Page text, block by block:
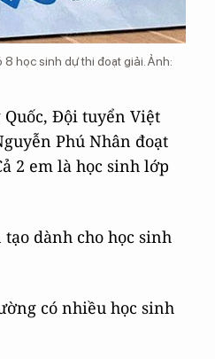
học sinh dự thi đoạt giải. Ảnh:
Đội tuyển Việt
Phú Nhân đoạt
2 em là học sinh lớp
dành cho học sinh
có nhiều học sinh